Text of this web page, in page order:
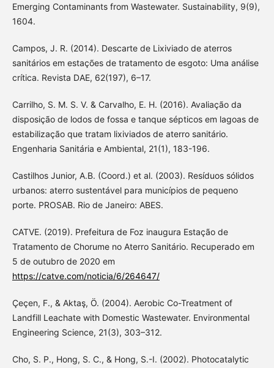
Emerging Contaminants from Wastewater. Sustainability, 9(9),
1604.
Campos, J. R. (2014). Descarte de Lixiviado de aterros
sanitários em estações de tratamento de esgoto: Uma análise
crítica. Revista DAE, 62(197), 6–17.
Carrilho, S. M. S. V. & Carvalho, E. H. (2016). Avaliação da
disposição de lodos de fossa e tanque sépticos em lagoas de
estabilização que tratam lixiviados de aterro sanitário.
Engenharia Sanitária e Ambiental, 21(1), 183-196.
Castilhos Junior, A.B. (Coord.) et al. (2003). Resíduos sólidos
urbanos: aterro sustentável para municípios de pequeno
porte. PROSAB. Rio de Janeiro: ABES.
CATVE. (2019). Prefeitura de Foz inaugura Estação de
Tratamento de Chorume no Aterro Sanitário. Recuperado em
5 de outubro de 2020 em
https://catve.com/noticia/6/264647/
Çeçen, F., & Aktaş, Ö. (2004). Aerobic Co-Treatment of
Landfill Leachate with Domestic Wastewater. Environmental
Engineering Science, 21(3), 303–312.
Cho, S. P., Hong, S. C., & Hong, S.-I. (2002). Photocatalytic